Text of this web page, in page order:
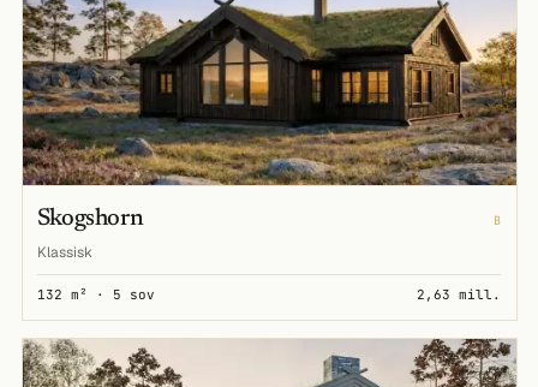
Skogshorn B
Klassisk
132 m² · 5 sov 2,63 mill.